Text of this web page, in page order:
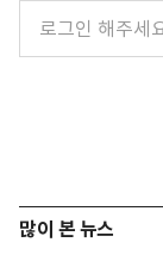
많이 본 뉴스